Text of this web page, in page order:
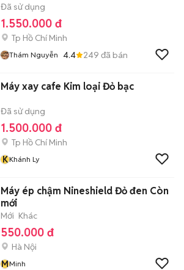
Đã sử dụng
1.550.000 đ
Tp Hồ Chí Minh
Thám Nguyễn 4.4 249 đã bán
Máy xay cafe Kim loại Đỏ bạc
Đã sử dụng
1.500.000 đ
Tp Hồ Chí Minh
KKhánh Ly
Máy ép chậm Nineshield Đỏ đen Còn
mới
Mới Khác
550.000 đ
Hà Nội
MMinh